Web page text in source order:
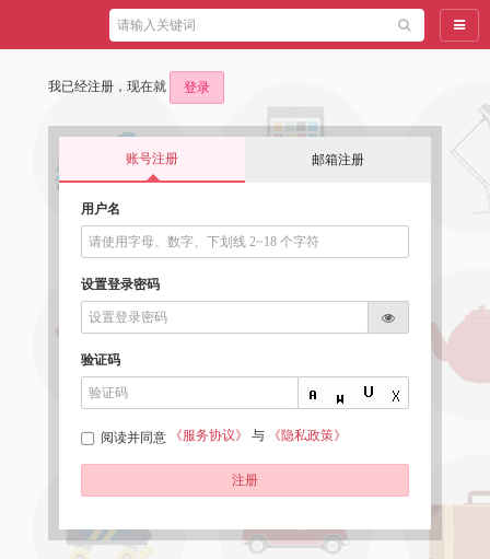
导航
我已经注册，现在就 登录
账号注册 邮箱注册
用户名
设置登录密码
验证码
阅读并同意 《服务协议》 与 《隐私政策》
注册